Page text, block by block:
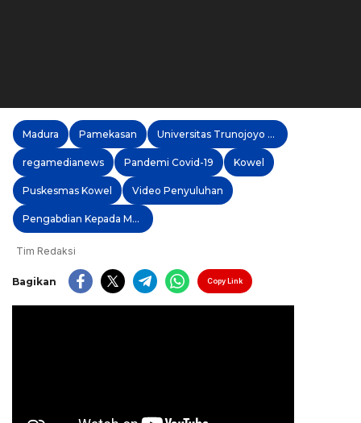
Madura Pamekasan Universitas Trunojoyo Madura
regamedianews Pandemi Covid-19 Kowel
Puskesmas Kowel Video Penyuluhan
Pengabdian Kepada Masyarakat
Tim Redaksi
Bagikan Copy Link